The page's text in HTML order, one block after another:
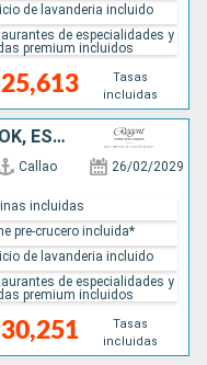
Tasas
incluidas
de lavanderia incluido
de especialidades y
premium incluidos
PERÚ, CHILE, FRANCIA, ILES COOK, ESTADOS UNIDOS, SAMOA, TONGA, FIDJI (ISLAS), VANUATU, NUEVA CALEDONIA, AUSTRALIA
Callao 26/02/2029
Tasas
incluidas
incluidas
pre-crucero incluida*
de lavanderia incluido
de especialidades y
premium incluidos